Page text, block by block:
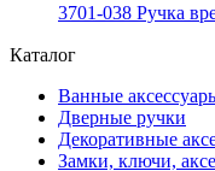
3701-038 Ручка
Каталог
Ванные
Дверные ручки
Декоративные
Замки, ключи,